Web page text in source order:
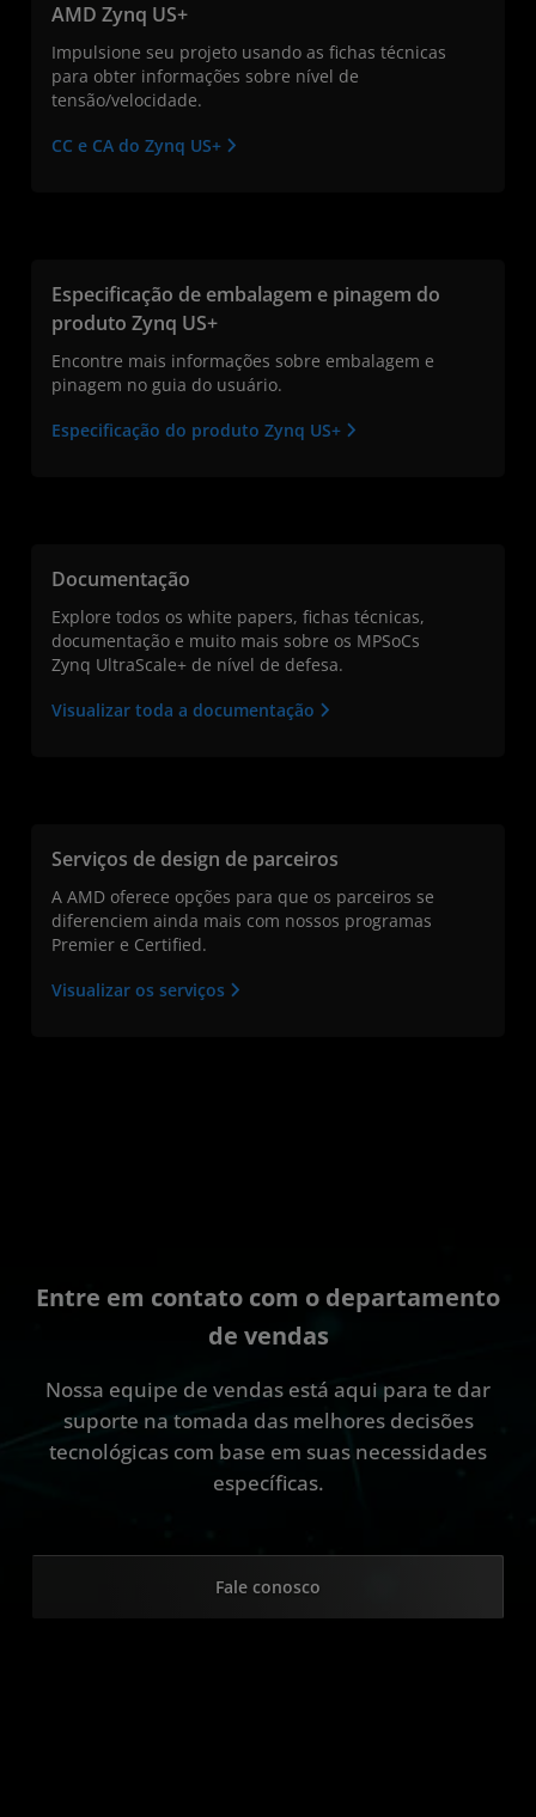
AMD Zynq US+
Impulsione seu projeto usando as fichas técnicas
para obter informações sobre nível de
tensão/velocidade.
CC e CA do Zynq US+
Especificação de embalagem e pinagem do
produto Zynq US+
Encontre mais informações sobre embalagem e
pinagem no guia do usuário.
Especificação do produto Zynq US+
Documentação
Explore todos os white papers, fichas técnicas,
documentação e muito mais sobre os MPSoCs
Zynq UltraScale+ de nível de defesa.
Visualizar toda a documentação
Serviços de design de parceiros
A AMD oferece opções para que os parceiros se
diferenciem ainda mais com nossos programas
Premier e Certified.
Visualizar os serviços
Entre em contato com o departamento
de vendas
Nossa equipe de vendas está aqui para te dar
suporte na tomada das melhores decisões
tecnológicas com base em suas necessidades
específicas.
Fale conosco